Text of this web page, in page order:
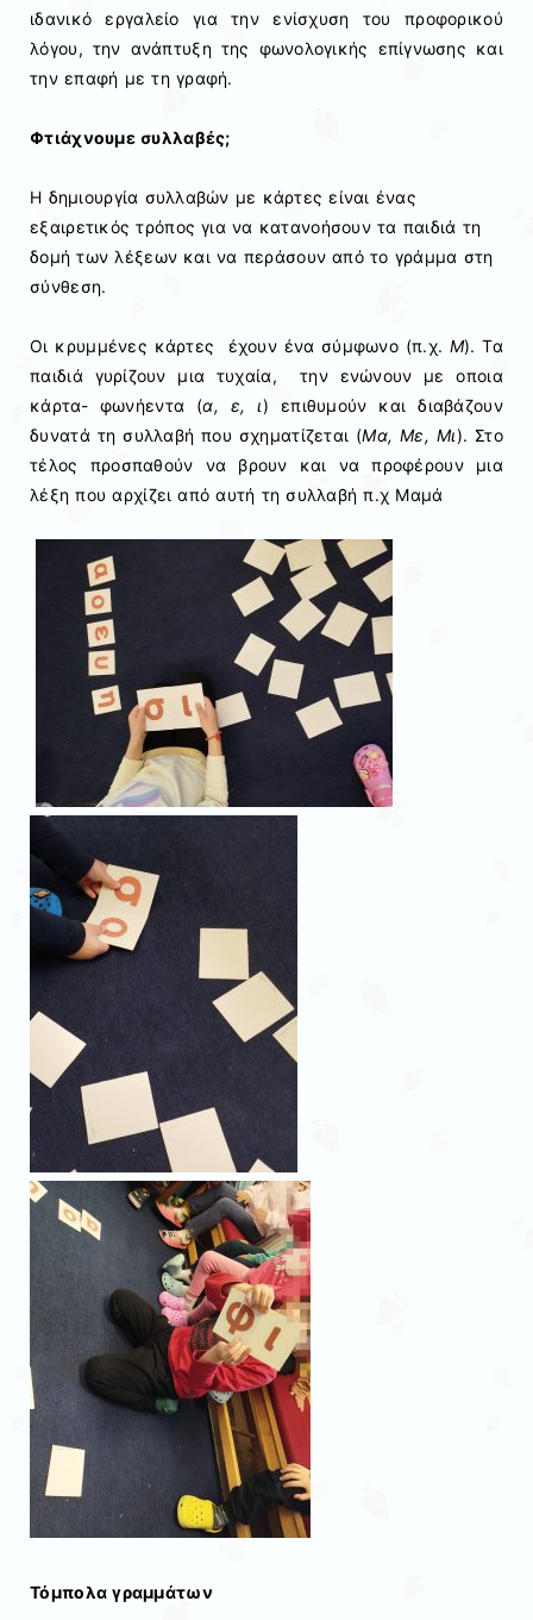
ιδανικό εργαλείο για την ενίσχυση του προφορικού
λόγου, την ανάπτυξη της φωνολογικής επίγνωσης και
την επαφή με τη γραφή.
Φτιάχνουμε συλλαβές;
Η δημιουργία συλλαβών με κάρτες είναι ένας
εξαιρετικός τρόπος για να κατανοήσουν τα παιδιά τη
δομή των λέξεων και να περάσουν από το γράμμα στη
σύνθεση.
Οι κρυμμένες κάρτες έχουν ένα σύμφωνο (π.χ. Μ). Τα
παιδιά γυρίζουν μια τυχαία, την ενώνουν με οποια
κάρτα- φωνήεντα (α, ε, ι) επιθυμούν και διαβάζουν
δυνατά τη συλλαβή που σχηματίζεται (Μα, Με, Μι). Στο
τέλος προσπαθούν να βρουν και να προφέρουν μια
λέξη που αρχίζει από αυτή τη συλλαβή π.χ Μαμά
Τόμπολα γραμμάτων